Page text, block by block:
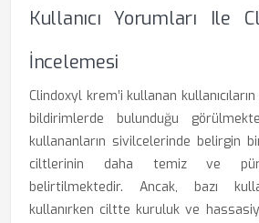
Kullanıcı Yorumları Ile
İncelemesi
Clindoxyl krem’i kullanan
bildirimlerde bulunduğu
kullananların sivilcelerinde belirgin
ciltlerinin daha temiz ve
belirtilmektedir. Ancak, bazı
kullanırken ciltte kuruluk ve